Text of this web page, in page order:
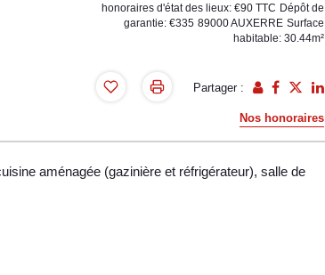
honoraires d'état des lieux: €90 TTC Dépôt de
garantie: €335 89000 AUXERRE Surface
habitable: 30.44m²
Partager :
Nos honoraires
aménagée (gazinière et réfrigérateur), salle de